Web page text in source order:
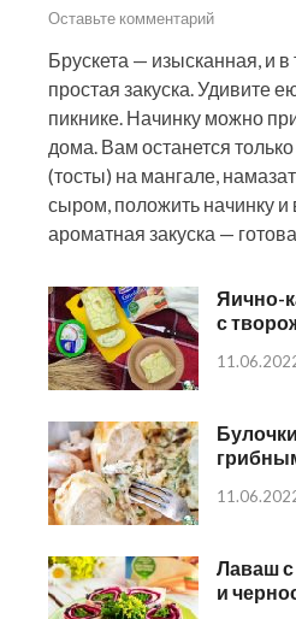
Оставьте комментарий
Брускета — изысканная, и
простая закуска. Удивите
пикнике. Начинку можно
дома. Вам останется
(тосты) на мангале,
сыром, положить начинку и
ароматная закуска —
Яично-
с
Лаваш
и